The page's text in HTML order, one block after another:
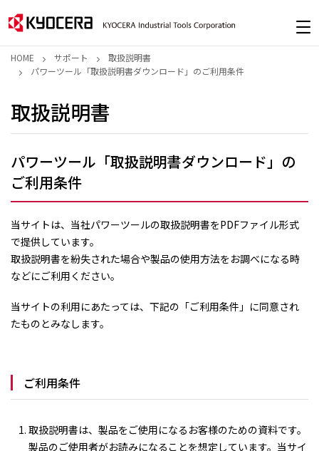
HOME サポート
取扱説明書
パワーツール「取扱説明書ダウンロード」のご利用条件
取扱説明書
パワーツール「取扱説明書ダウンロード」の
ご利用条件
当サイトは、当社パワーツールの取扱説明書をPDFファイル形式
で提供しています。
取扱説明書を紛失された場合や製品の使用方法をお調べになる時
などにご利用ください。
当サイトの利用にあたっては、下記の「ご利用条件」に同意され
たものとみなします。
ご利用条件
取扱説明書は、製品をご使用になるお客様のための資料です。
製品のご使用者がお読みになることを想定しています。当サイ